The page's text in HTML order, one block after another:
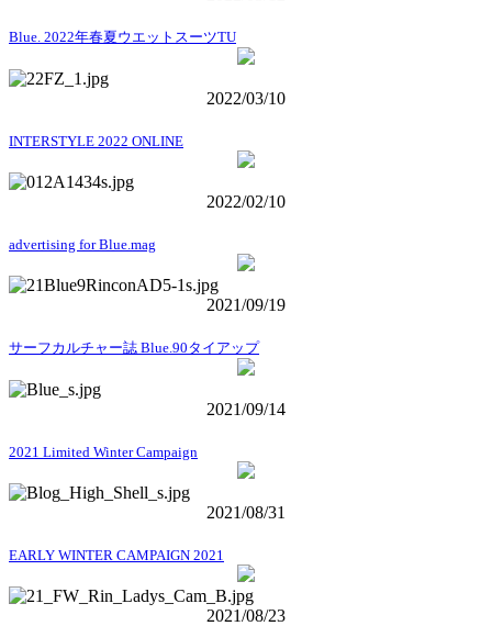
Blue. 2022年春夏ウエットスーツTU
2022/03/10
INTERSTYLE 2022 ONLINE
2022/02/10
advertising for Blue.mag
2021/09/19
サーフカルチャー誌 Blue.90タイアップ
2021/09/14
2021 Limited Winter Campaign
2021/08/31
EARLY WINTER CAMPAIGN 2021
2021/08/23